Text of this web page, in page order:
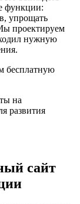
функции:
упрощать
проектируем
нужную
бесплатную
на
развития
сайт